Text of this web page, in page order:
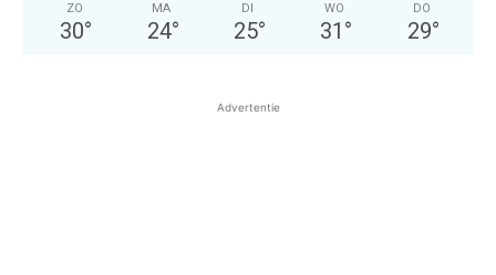
ZO
30°
MA
24°
DI
25°
WO
31 °
DO
29°
Advertentie